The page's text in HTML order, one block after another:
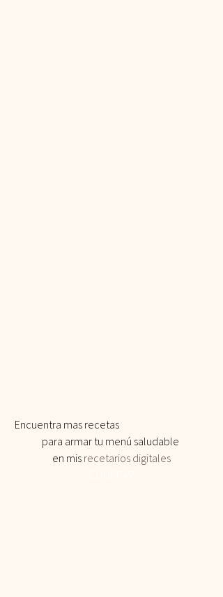
Encuentra mas recetas
para armar tu menú saludable
en mis recetarios digitales